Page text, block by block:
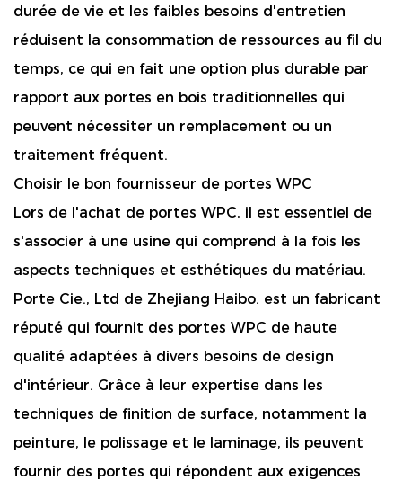
durée de vie et les faibles besoins d'entretien
réduisent la consommation de ressources au fil du
temps, ce qui en fait une option plus durable par
rapport aux portes en bois traditionnelles qui
peuvent nécessiter un remplacement ou un
traitement fréquent.
Choisir le bon fournisseur de portes WPC
Lors de l'achat de portes WPC, il est essentiel de
s'associer à une usine qui comprend à la fois les
aspects techniques et esthétiques du matériau.
Porte Cie., Ltd de Zhejiang Haibo. est un fabricant
réputé qui fournit des portes WPC de haute
qualité adaptées à divers besoins de design
d'intérieur. Grâce à leur expertise dans les
techniques de finition de surface, notamment la
peinture, le polissage et le laminage, ils peuvent
fournir des portes qui répondent aux exigences